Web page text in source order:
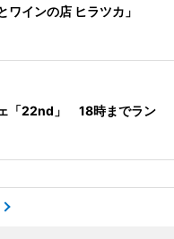
ワインの店 ヒラツカ」
「22nd」 18時までラン